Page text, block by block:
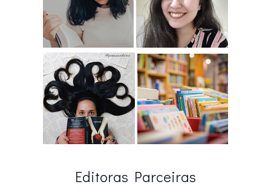
Editoras Parceiras